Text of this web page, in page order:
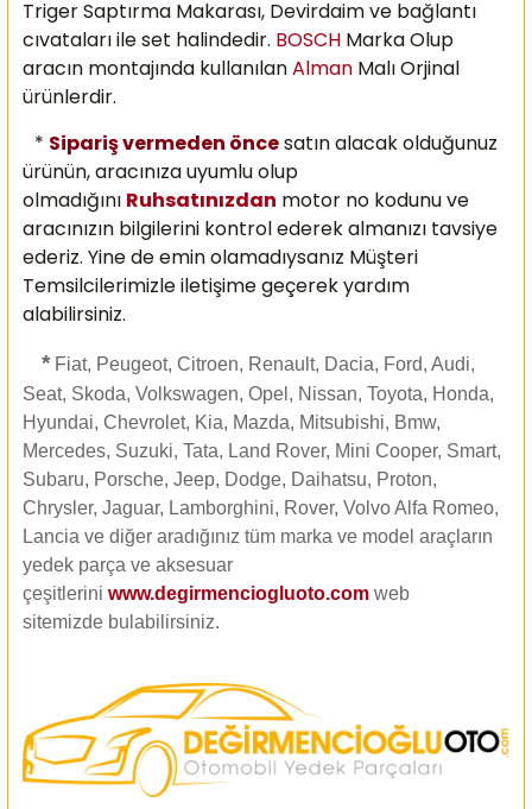
Triger Saptırma Makarası, Devirdaim ve bağlantı
cıvataları ile set halindedir. BOSCH Marka Olup
aracın montajında kullanılanAlman MalıOrjinal
ürünlerdir.
* Sipariş vermeden öncesatın alacak olduğunuz
ürünün, aracınıza uyumlu olup
olmadığını Ruhsatınızdan motor no kodunu ve
aracınızın bilgilerini kontrol ederek almanızı tavsiye
ederiz. Yine de emin olamadıysanız Müşteri
Temsilcilerimizle iletişime geçerek yardım
alabilirsiniz.
* Fiat, Peugeot, Citroen, Renault, Dacia, Ford, Audi,
Seat, Skoda, Volkswagen, Opel, Nissan, Toyota, Honda,
Hyundai, Chevrolet, Kia, Mazda, Mitsubishi, Bmw,
Mercedes, Suzuki, Tata, Land Rover, Mini Cooper, Smart,
Subaru, Porsche, Jeep, Dodge, Daihatsu, Proton,
Chrysler, Jaguar, Lamborghini, Rover, Volvo Alfa Romeo,
Lancia ve diğer aradığınız tüm marka ve model araçların
yedek parça ve aksesuar
çeşitlerini www.degirmenciogluoto.com web
sitemizde bulabilirsiniz.